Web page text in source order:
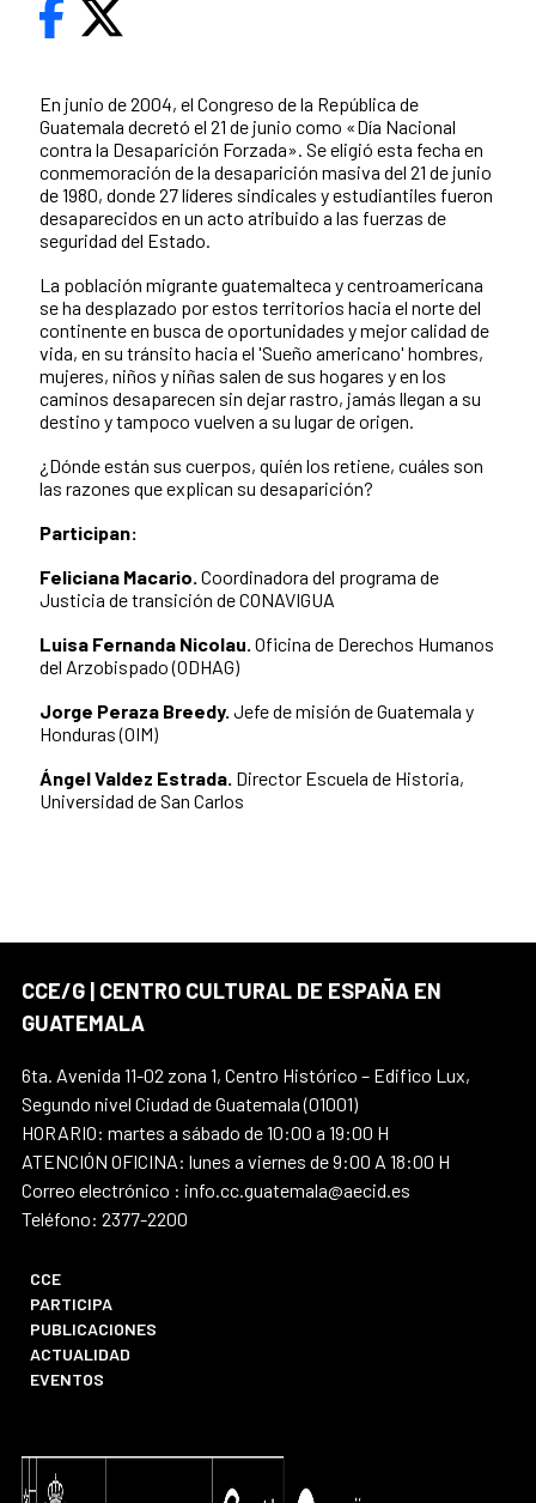
En junio de 2004, el Congreso de la República de
Guatemala decretó el 21 de junio como «Día Nacional
contra la Desaparición Forzada». Se eligió esta fecha en
conmemoración de la desaparición masiva del 21 de junio
de 1980, donde 27 líderes sindicales y estudiantiles fueron
desaparecidos en un acto atribuido a las fuerzas de
seguridad del Estado.
La población migrante guatemalteca y centroamericana
se ha desplazado por estos territorios hacia el norte del
continente en busca de oportunidades y mejor calidad de
vida, en su tránsito hacia el 'Sueño americano' hombres,
mujeres, niños y niñas salen de sus hogares y en los
caminos desaparecen sin dejar rastro, jamás llegan a su
destino y tampoco vuelven a su lugar de origen.
¿Dónde están sus cuerpos, quién los retiene, cuáles son
las razones que explican su desaparición?
Participan:
Feliciana Macario. Coordinadora del programa de
Justicia de transición de CONAVIGUA
Luisa Fernanda Nicolau. Oficina de Derechos Humanos
del Arzobispado (ODHAG)
Jorge Peraza Breedy. Jefe de misión de Guatemala y
Honduras (OIM)
Ángel Valdez Estrada. Director Escuela de Historia,
Universidad de San Carlos
CCE/G | CENTRO CULTURAL DE ESPAÑA EN
GUATEMALA
6ta. Avenida 11-02 zona 1, Centro Histórico – Edifico Lux,
Segundo nivel Ciudad de Guatemala (01001)
HORARIO: martes a sábado de 10:00 a 19:00 H
ATENCIÓN OFICINA: lunes a viernes de 9:00 A 18:00 H
Correo electrónico : info.cc.guatemala@aecid.es
Teléfono: 2377-2200
CCE
PARTICIPA
PUBLICACIONES
ACTUALIDAD
EVENTOS